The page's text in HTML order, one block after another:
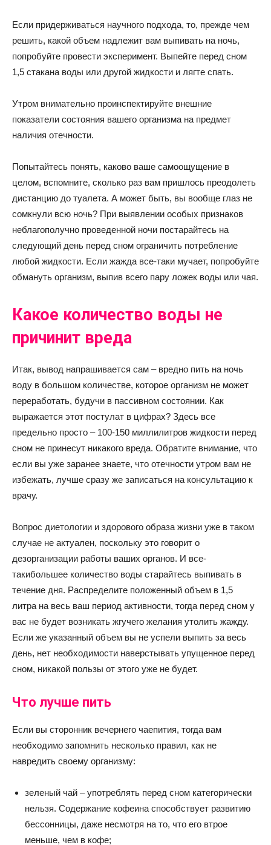
Если придерживаться научного подхода, то, прежде чем
решить, какой объем надлежит вам выпивать на ночь,
попробуйте провести эксперимент. Выпейте перед сном
1,5 стакана воды или другой жидкости и лягте спать.
Утром внимательно проинспектируйте внешние
показатели состояния вашего организма на предмет
наличия отечности.
Попытайтесь понять, каково ваше самоощущение в
целом, вспомните, сколько раз вам пришлось преодолеть
дистанцию до туалета. А может быть, вы вообще глаз не
сомкнули всю ночь? При выявлении особых признаков
неблагополучно проведенной ночи постарайтесь на
следующий день перед сном ограничить потребление
любой жидкости. Если жажда все-таки мучает, попробуйте
обмануть организм, выпив всего пару ложек воды или чая.
Какое количество воды не
причинит вреда
Итак, вывод напрашивается сам – вредно пить на ночь
воду в большом количестве, которое организм не может
переработать, будучи в пассивном состоянии. Как
выражается этот постулат в цифрах? Здесь все
предельно просто – 100-150 миллилитров жидкости перед
сном не принесут никакого вреда. Обратите внимание, что
если вы уже заранее знаете, что отечности утром вам не
избежать, лучше сразу же записаться на консультацию к
врачу.
Вопрос диетологии и здорового образа жизни уже в таком
случае не актуален, поскольку это говорит о
дезорганизации работы ваших органов. И все-
такибольшее количество воды старайтесь выпивать в
течение дня. Распределите положенный объем в 1,5
литра на весь ваш период активности, тогда перед сном у
вас не будет возникать жгучего желания утолить жажду.
Если же указанный объем вы не успели выпить за весь
день, нет необходимости наверстывать упущенное перед
сном, никакой пользы от этого уже не будет.
Что лучше пить
Если вы сторонник вечернего чаепития, тогда вам
необходимо запомнить несколько правил, как не
навредить своему организму:
зеленый чай – употреблять перед сном категорически
нельзя. Содержание кофеина способствует развитию
бессонницы, даже несмотря на то, что его втрое
меньше, чем в кофе;